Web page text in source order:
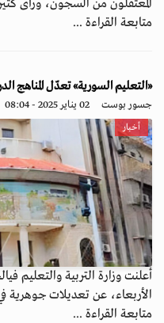
المعتقلون من السجون، ورأى
متابعة القراءة ...
«التعليم السورية» تعدّل المناهج
جسور بوست 02 يناير 2025 - 08:04
أخبار
أعلنت وزارة التربية والتعليم
الأربعاء، عن تعديلات جوهرية
متابعة القراءة ...